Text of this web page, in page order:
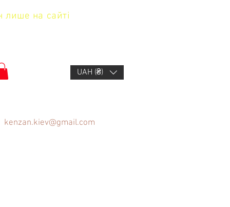
лише на сайті
UAH (₴)
kenzan.kiev@gmail.com